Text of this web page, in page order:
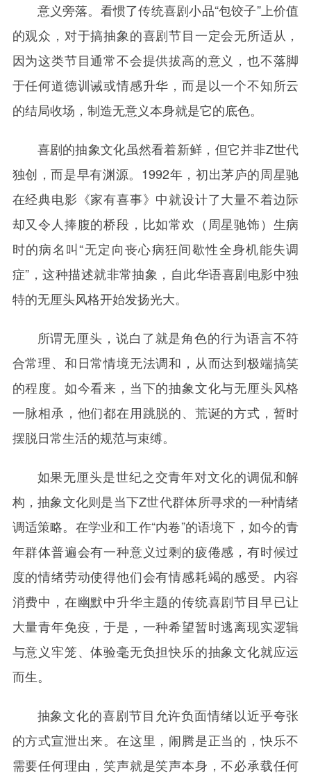
意义旁落。看惯了传统喜剧小品“包饺子”上价值
的观众，对于搞抽象的喜剧节目一定会无所适从，
因为这类节目通常不会提供拔高的意义，也不落脚
于任何道德训诫或情感升华，而是以一个不知所云
的结局收场，制造无意义本身就是它的底色。
喜剧的抽象文化虽然看着新鲜，但它并非Z世代
独创，而是早有渊源。1992年，初出茅庐的周星驰
在经典电影《家有喜事》中就设计了大量不着边际
却又令人捧腹的桥段，比如常欢（周星驰饰）生病
时的病名叫“无定向丧心病狂间歇性全身机能失调
症”，这种描述就非常抽象，自此华语喜剧电影中独
特的无厘头风格开始发扬光大。
所谓无厘头，说白了就是角色的行为语言不符
合常理、和日常情境无法调和，从而达到极端搞笑
的程度。如今看来，当下的抽象文化与无厘头风格
一脉相承，他们都在用跳脱的、荒诞的方式，暂时
摆脱日常生活的规范与束缚。
如果无厘头是世纪之交青年对文化的调侃和解
构，抽象文化则是当下Z世代群体所寻求的一种情绪
调适策略。在学业和工作“内卷”的语境下，如今的青
年群体普遍会有一种意义过剩的疲倦感，有时候过
度的情绪劳动使得他们会有情感耗竭的感受。内容
消费中，在幽默中升华主题的传统喜剧节目早已让
大量青年免疫，于是，一种希望暂时逃离现实逻辑
与意义牢笼、体验毫无负担快乐的抽象文化就应运
而生。
抽象文化的喜剧节目允许负面情绪以近乎夸张
的方式宣泄出来。在这里，闹腾是正当的，快乐不
需要任何理由，笑声就是笑声本身，不必承载任何